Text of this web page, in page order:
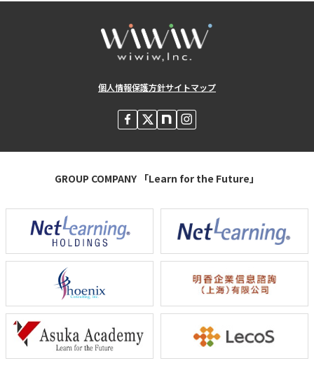
個人情報保護方針サイトマップ
GROUP COMPANY 「Learn for the Future」